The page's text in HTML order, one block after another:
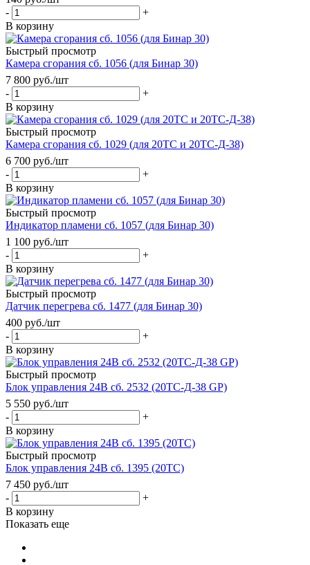
-
+
В корзину
Быстрый просмотр
Камера сгорания сб. 1056 (для Бинар 30)
7 800 руб./шт
-
+
В корзину
Быстрый просмотр
Камера сгорания сб. 1029 (для 20ТС и 20ТС-Д-38)
6 700 руб./шт
-
+
В корзину
Быстрый просмотр
Индикатор пламени сб. 1057 (для Бинар 30)
1 100 руб./шт
-
+
В корзину
Быстрый просмотр
Датчик перегрева сб. 1477 (для Бинар 30)
400 руб./шт
-
+
В корзину
Быстрый просмотр
Блок управления 24В сб. 2532 (20ТС-Д-38 GP)
5 550 руб./шт
-
+
В корзину
Быстрый просмотр
Блок управления 24В сб. 1395 (20ТС)
7 450 руб./шт
-
+
В корзину
Показать еще